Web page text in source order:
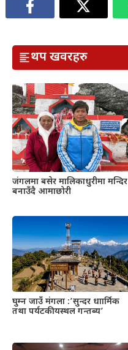
थप खवरहरु
जंगलमा बसेर मालिकाधुरीमा मन्दिर
बनाउँदै आमाछोरी
घुम्न जाउँ मंगला :’सुन्दर धाार्मिक
तथा पर्यटकीयस्थल गन्तब्य’